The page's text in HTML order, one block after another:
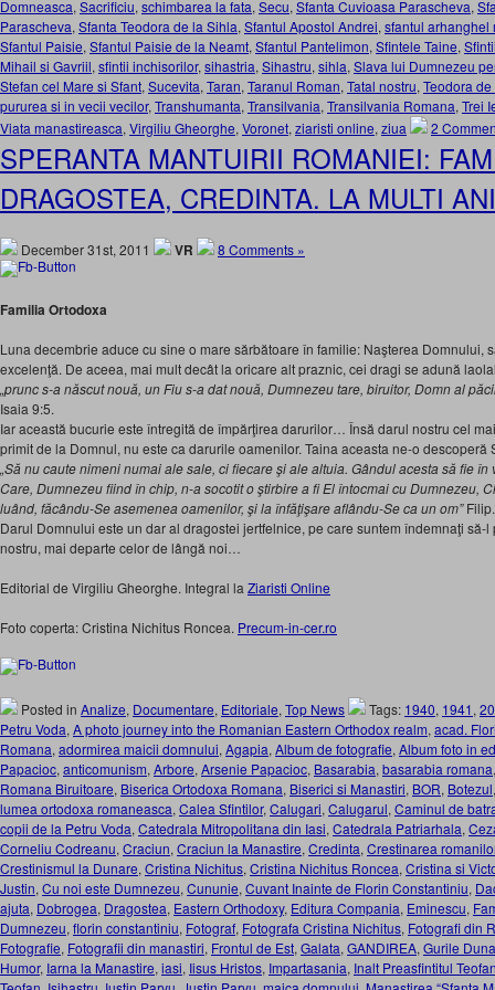
Domneasca, Sacrificiu, schimbarea la fata, Secu, Sfanta Cuvioasa Parascheva,
Parascheva, Sfanta Teodora de la Sihla, Sfantul Apostol Andrei, sfantul arhanghel
Sfantul Paisie, Sfantul Paisie de la Neamt, Sfantul Pantelimon, Sfintele Taine,
Mihail si Gavriil, sfintii inchisorilor, sihastria, Sihastru, sihla, Slava lui Dumnezeu
Stefan cel Mare si Sfant, Sucevita, Taran, Taranul Roman, Tatal nostru, Teodora
pururea si in vecii vecilor, Transhumanta, Transilvania, Transilvania Romana, Trei
Viata manastireasca, Virgiliu Gheorghe, Voronet, ziaristi online, ziua 2
SPERANTA MANTUIRII ROMANIEI:
DRAGOSTEA, CREDINTA. LA MULTI
December 31st, 2011 VR 8 Comments »
Familia Ortodoxa
Luna decembrie aduce cu sine o mare sărbătoare în familie: Naşterea Domnului,
excelenţă. De aceea, mai mult decât la oricare alt praznic, cei dragi se adună
„prunc s-a născut nouă, un Fiu s-a dat nouă, Dumnezeu tare, biruitor, Domn al
Isaia 9:5.
Iar această bucurie este întregită de împărţirea darurilor… Însă darul nostru cel
primit de la Domnul, nu este ca darurile oamenilor. Taina aceasta ne-o descoperă
„Să nu caute nimeni numai ale sale, ci fiecare şi ale altuia. Gândul acesta să fie
Care, Dumnezeu fiind în chip, n-a socotit o ştirbire a fi El întocmai cu Dumnezeu,
luând, făcându-Se asemenea oamenilor, şi la înfăţişare aflându-Se ca un om”
Darul Domnului este un dar al dragostei jertfelnice, pe care suntem îndemnaţi să-
nostru, mai departe celor de lângă noi…
Editorial de Virgiliu Gheorghe. Integral la Ziaristi Online
Foto coperta: Cristina Nichitus Roncea. Precum-in-cer.ro
Posted in Analize, Documentare, Editoriale, Top News Tags: 1940, 1941,
Petru Voda, A photo journey into the Romanian Eastern Orthodox realm, acad.
Romana, adormirea maicii domnului, Agapia, Album de fotografie, Album foto in
Papacioc, anticomunism, Arbore, Arsenie Papacioc, Basarabia, basarabia romana
Romana Biruitoare, Biserica Ortodoxa Romana, Biserici si Manastiri, BOR, Botezul
lumea ortodoxa romaneasca, Calea Sfintilor, Calugari, Calugarul, Caminul de
copii de la Petru Voda, Catedrala Mitropolitana din Iasi, Catedrala Patriarhala,
Corneliu Codreanu, Craciun, Craciun la Manastire, Credinta, Crestinarea
Crestinismul la Dunare, Cristina Nichitus, Cristina Nichitus Roncea, Cristina si
Justin, Cu noi este Dumnezeu, Cununie, Cuvant Inainte de Florin Constantiniu,
ajuta, Dobrogea, Dragostea, Eastern Orthodoxy, Editura Compania, Eminescu,
Dumnezeu, florin constantiniu, Fotograf, Fotografa Cristina Nichitus, Fotografi din
Fotografie, Fotografii din manastiri, Frontul de Est, Galata, GANDIREA, Gurile
Humor, Iarna la Manastire, iasi, Iisus Hristos, Impartasania, Inalt Preasfintitul